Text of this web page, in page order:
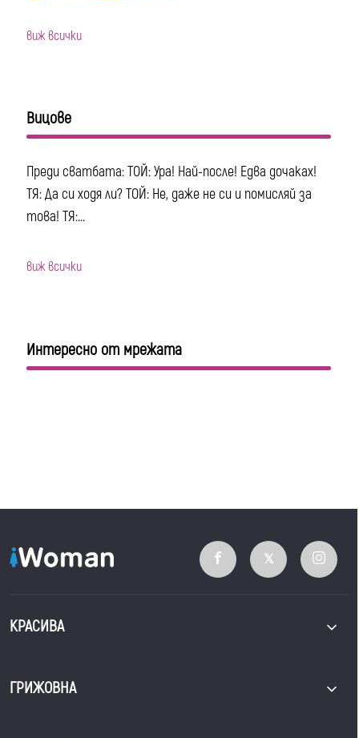
виж всички
Вицове
Преди сватбата: ТОЙ: Ура! Най-после! Едва дочаках!
ТЯ: Да си ходя ли? ТОЙ: Не, даже не си и помисляй за
това! ТЯ:...
виж всички
Интересно от мрежата
КРАСИВА
ГРИЖОВНА